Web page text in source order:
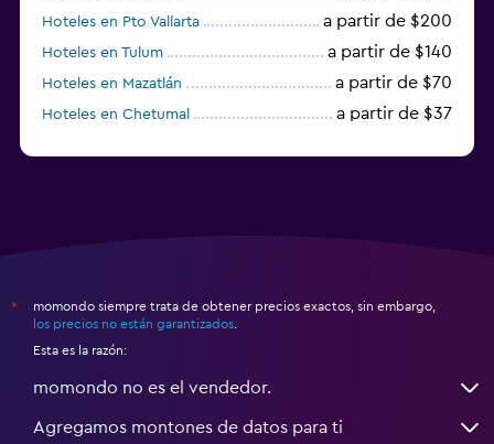
Hoteles en Pto Vallarta a partir de $200
Hoteles en Tulum a partir de $140
Hoteles en Mazatlán a partir de $70
Hoteles en Chetumal a partir de $37
*
momondo siempre trata de obtener precios exactos, sin embargo,
los precios no están garantizados
Esta es la razón:
momondo no es el vendedor.
Agregamos montones de datos para ti